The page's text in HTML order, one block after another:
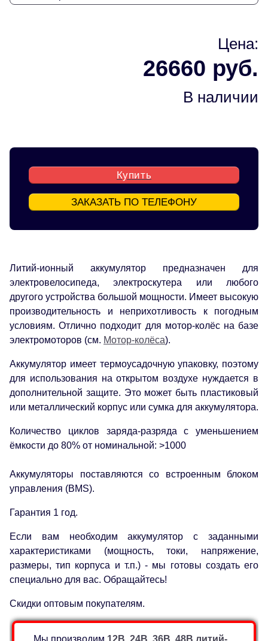
Цена:
26660 руб.
В наличии
Купить
ЗАКАЗАТЬ ПО ТЕЛЕФОНУ
Литий-ионный аккумулятор предназначен для
электровелосипеда, электроскутера или любого
другого устройства большой мощности. Имеет высокую
производительность и неприхотливость к погодным
условиям. Отлично подходит для мотор-колёс на базе
электромоторов (см. Мотор-колёса).
Аккумулятор имеет термоусадочную упаковку, поэтому
для использования на открытом воздухе нуждается в
дополнительной защите. Это может быть пластиковый
или металлический корпус или сумка для аккумулятора.
Количество циклов заряда-разряда с уменьшением
ёмкости до 80% от номинальной: >1000
Аккумуляторы поставляются со встроенным блоком
управления (BMS).
Гарантия 1 год.
Если вам необходим аккумулятор с заданными
характеристиками (мощность, токи, напряжение,
размеры, тип корпуса и т.п.) - мы готовы создать его
специально для вас. Обращайтесь!
Скидки оптовым покупателям.
Мы производим 12В, 24В, 36В, 48В литий-